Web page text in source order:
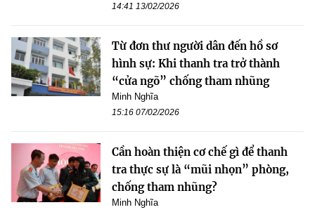
14:41 13/02/2026
Từ đơn thư người dân đến hồ sơ
hình sự: Khi thanh tra trở thành
“cửa ngõ” chống tham nhũng
Minh Nghĩa
15:16 07/02/2026
Cần hoàn thiện cơ chế gì để thanh
tra thực sự là “mũi nhọn” phòng,
chống tham nhũng?
Minh Nghĩa